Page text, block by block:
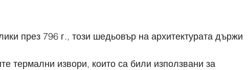
през 796 г., този шедьовър на архитектурата държи
термални извори, които са били използвани за